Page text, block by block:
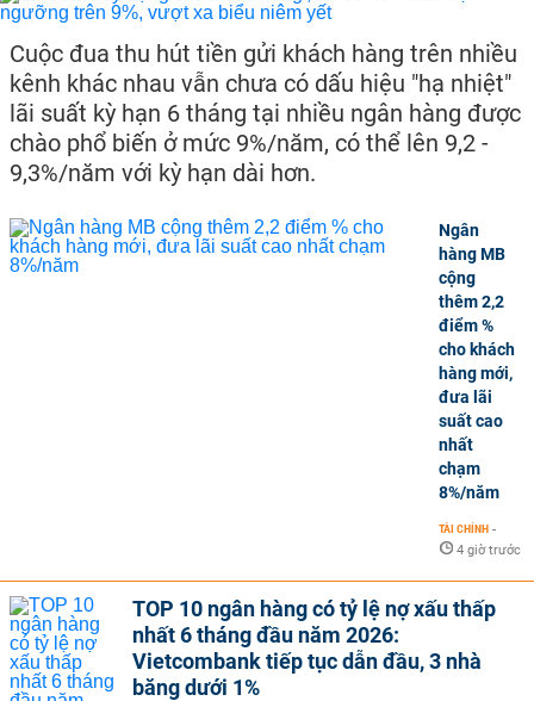
Cuộc đua thu hút tiền gửi khách hàng trên nhiều
kênh khác nhau vẫn chưa có dấu hiệu "hạ nhiệt"
lãi suất kỳ hạn 6 tháng tại nhiều ngân hàng được
chào phổ biến ở mức 9%/năm, có thể lên 9,2 -
9,3%/năm với kỳ hạn dài hơn.
Ngân
hàng MB
cộng
thêm 2,2
điểm %
cho khách
hàng mới,
đưa lãi
suất cao
nhất
chạm
8%/năm
TÀI CHÍNH -
4 giờ trước
TOP 10 ngân hàng có tỷ lệ nợ xấu thấp
nhất 6 tháng đầu năm 2026:
Vietcombank tiếp tục dẫn đầu, 3 nhà
băng dưới 1%